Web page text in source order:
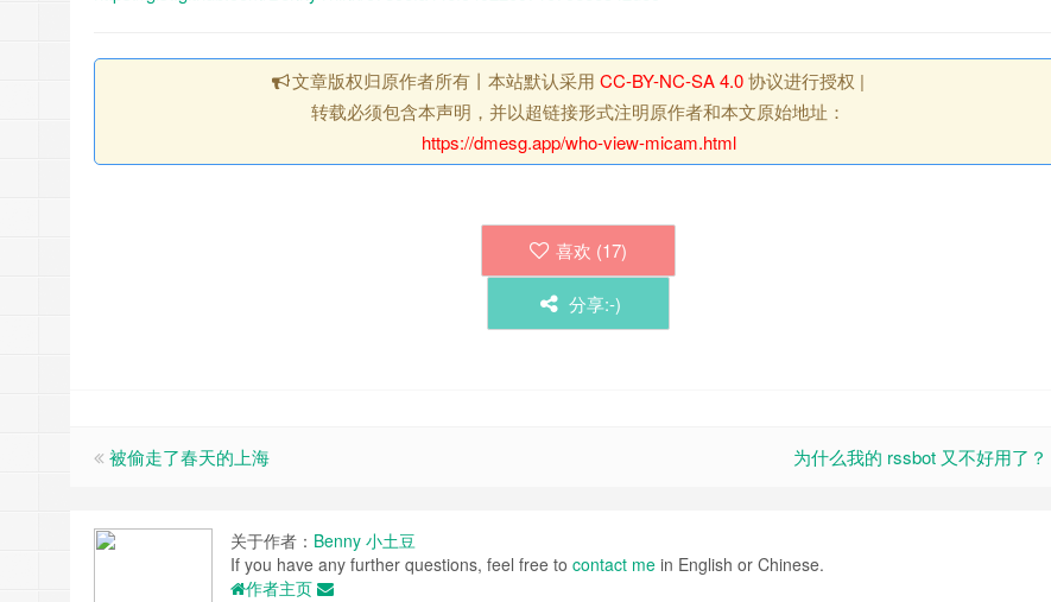
文章版权归原作者所有丨本站默认采用 CC-BY-NC-SA 4.0协议进行授权 |
转载必须包含本声明，并以超链接形式注明原作者和本文原始地址：
https://dmesg.app/who-view-micam.html
喜欢 (17)
分享:-)
被偷走了春天的上海 为什么我的 rssbot 又不好用了？
关于作者： Benny 小土豆
If you have any further questions, feel free to contact me in English or Chinese.
作者主页